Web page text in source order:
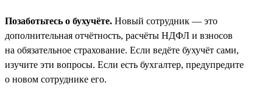
Позаботьтесь о бухучёте. Новый сотрудник — это
дополнительная отчётность, расчёты НДФЛ и взносов
на обязательное страхование. Если ведёте бухучёт сами,
изучите эти вопросы. Если есть бухгалтер, предупредите
о новом сотруднике его.